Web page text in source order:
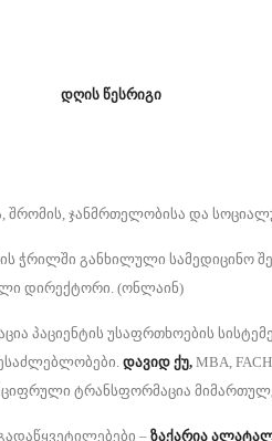
დღის წესრიგი
ჯანმრთელობისა და
ჭრილში განხილული სამედიცინო
დირექტორი. (ონლაინ)
პაციენტის უსაფრთხოების
დავიდ ქუ, MBA,
ციფრული ტრანსფორმაცია
–ზაქარია